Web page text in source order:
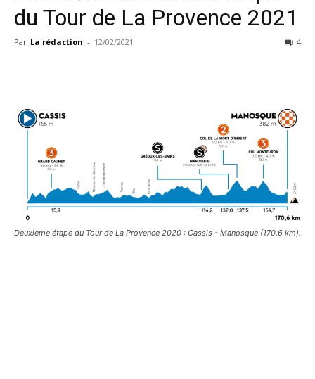
du Tour de La Provence 2021
Par La rédaction - 12/02/2021 4
Deuxième étape du Tour de La Provence 2020 : Cassis - Manosque (170,6 km).